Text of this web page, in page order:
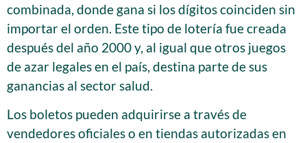
combinada, donde gana si los dígitos coinciden sin
importar el orden. Este tipo de lotería fue creada
después del año 2000 y, al igual que otros juegos
de azar legales en el país, destina parte de sus
ganancias al sector salud.
Los boletos pueden adquirirse a través de
vendedores oficiales o en tiendas autorizadas en